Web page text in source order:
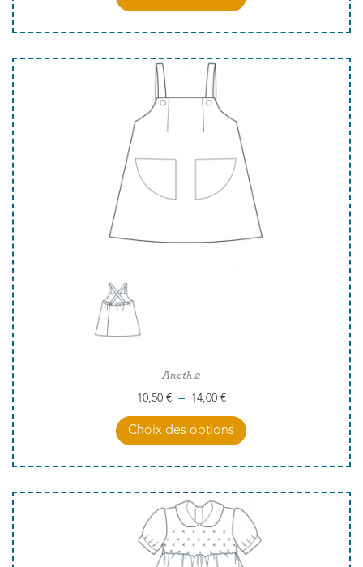
Aneth 2
10,50 € – 14,00 €
Choix des options